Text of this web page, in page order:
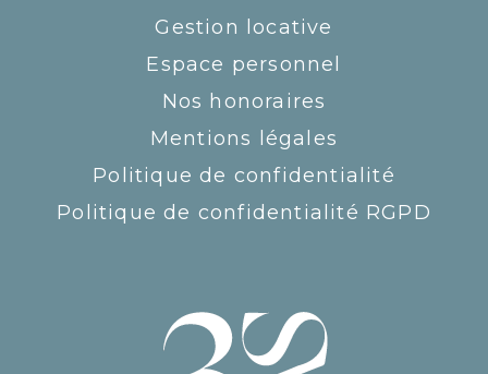
Gestion locative
Espace personnel
Nos honoraires
Mentions légales
Politique de confidentialité
Politique de confidentialité RGPD